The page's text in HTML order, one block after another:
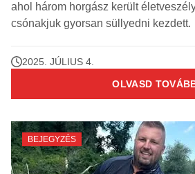
ahol három horgász került
csónakjuk gyorsan süllyedni kezdett.
2025. JÚLIUS 4.
OLVASD
BEJEGYZÉS